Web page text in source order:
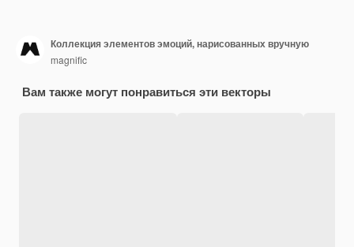
Коллекция элементов эмоций, нарисованных вручную
magnific
Вам также могут понравиться эти векторы